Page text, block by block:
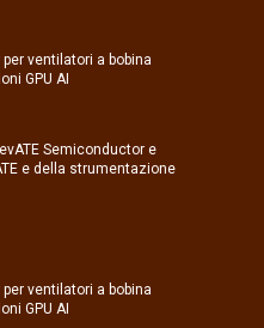
ventilatori a bobina
GPU AI
Semiconductor e
e della strumentazione
ventilatori a bobina
GPU AI